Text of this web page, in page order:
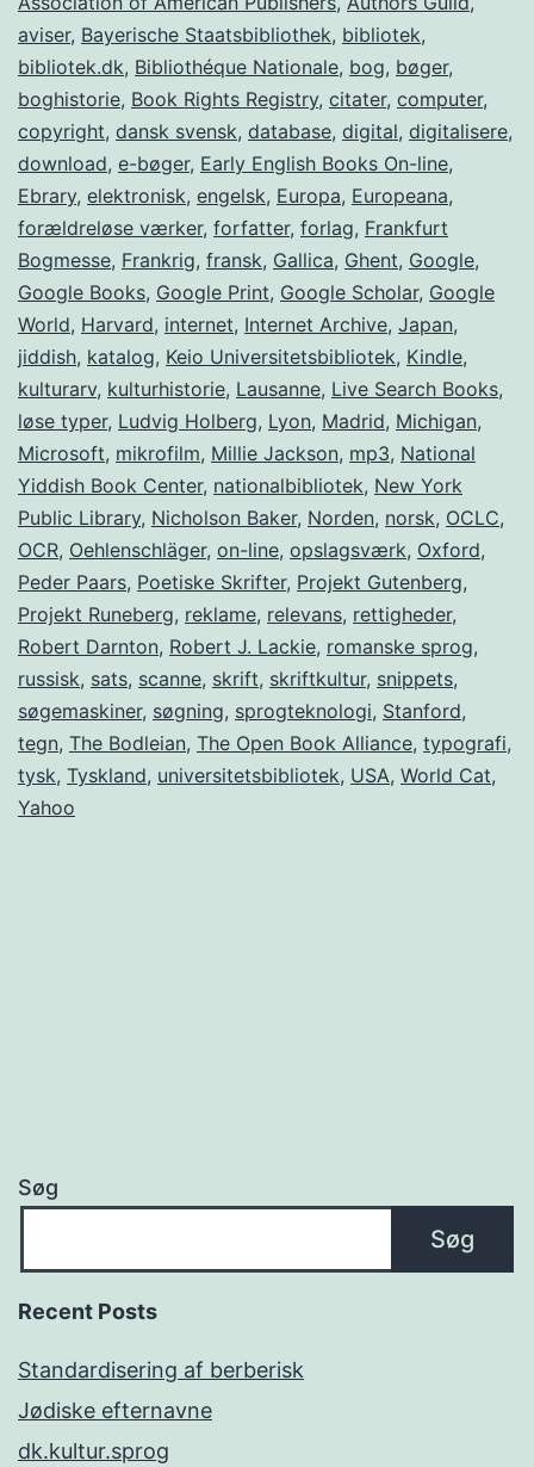
til
et
nyt
bibliotek
aviser, Bayerische Staatsbibliothek, bibliotek,
bibliotek.dk, Bibliothéque Nationale, bog, bøger,
boghistorie, Book Rights Registry, citater, computer,
copyright, dansk svensk, database, digital, digitalisere,
download, e-bøger, Early English Books On-line,
Ebrary, elektronisk, engelsk, Europa, Europeana,
forældreløse værker, forfatter, forlag, Frankfurt
Bogmesse, Frankrig, fransk, Gallica, Ghent, Google,
Google Books, Google Print, Google Scholar, Google
World, Harvard, internet, Internet Archive, Japan,
jiddish, katalog, Keio Universitetsbibliotek, Kindle,
kulturarv, kulturhistorie, Lausanne, Live Search Books,
løse typer, Ludvig Holberg, Lyon, Madrid, Michigan,
Microsoft, mikrofilm, Millie Jackson, mp3, National
Yiddish Book Center, nationalbibliotek, New York
Public Library, Nicholson Baker, Norden, norsk, OCLC,
OCR, Oehlenschläger, on-line, opslagsværk, Oxford,
Peder Paars, Poetiske Skrifter, Projekt Gutenberg,
Projekt Runeberg, reklame, relevans, rettigheder,
Robert Darnton, Robert J. Lackie, romanske sprog,
russisk, sats, scanne, skrift, skriftkultur, snippets,
søgemaskiner, søgning, sprogteknologi, Stanford,
tegn, The Bodleian, The Open Book Alliance, typografi,
tysk, Tyskland, universitetsbibliotek, USA, World Cat,
Yahoo
Søg
Søg
Recent Posts
Standardisering af berberisk
Jødiske efternavne
dk.kultur.sprog